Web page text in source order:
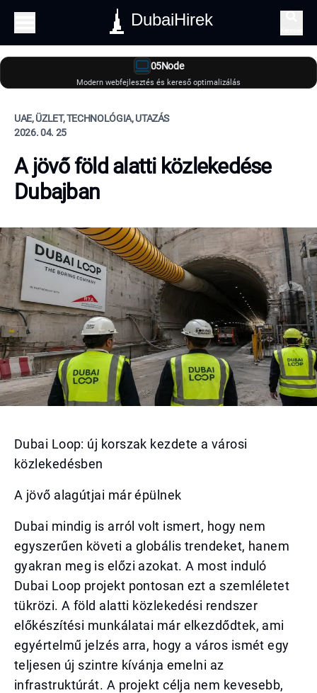
DubaiHirek
05Node
Modern webfejlesztés és kereső optimalizálás
UAE, ÜZLET, TECHNOLÓGIA, UTAZÁS
2026. 04. 25
A jövő föld alatti közlekedése
Dubajban
Dubai Loop: új korszak kezdete a városi
közlekedésben
A jövő alagútjai már épülnek
Dubai mindig is arról volt ismert, hogy nem
egyszerűen követi a globális trendeket, hanem
gyakran meg is előzi azokat. A most induló
Dubai Loop projekt pontosan ezt a szemléletet
tükrözi. A föld alatti közlekedési rendszer
előkészítési munkálatai már elkezdődtek, ami
egyértelmű jelzés arra, hogy a város ismét egy
teljesen új szintre kívánja emelni az
infrastruktúrát. A projekt célja nem kevesebb,